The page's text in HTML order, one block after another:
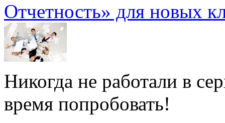
Отчетность» для новых
Никогда не работали в
время попробовать!